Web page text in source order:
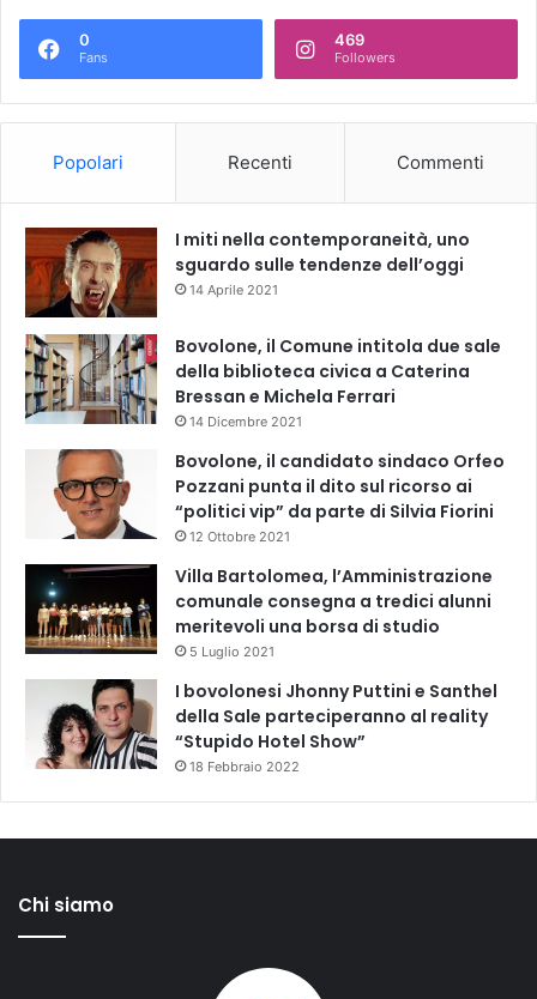
0
Fans
469
Followers
Popolari Recenti Commenti
I miti nella contemporaneità, uno
sguardo sulle tendenze dell’oggi
14 Aprile 2021
Bovolone, il Comune intitola due sale
della biblioteca civica a Caterina
Bressan e Michela Ferrari
14 Dicembre 2021
Bovolone, il candidato sindaco Orfeo
Pozzani punta il dito sul ricorso ai
“politici vip” da parte di Silvia Fiorini
12 Ottobre 2021
Villa Bartolomea, l’Amministrazione
comunale consegna a tredici alunni
meritevoli una borsa di studio
5 Luglio 2021
I bovolonesi Jhonny Puttini e Santhel
della Sale parteciperanno al reality
“Stupido Hotel Show”
18 Febbraio 2022
Chi siamo